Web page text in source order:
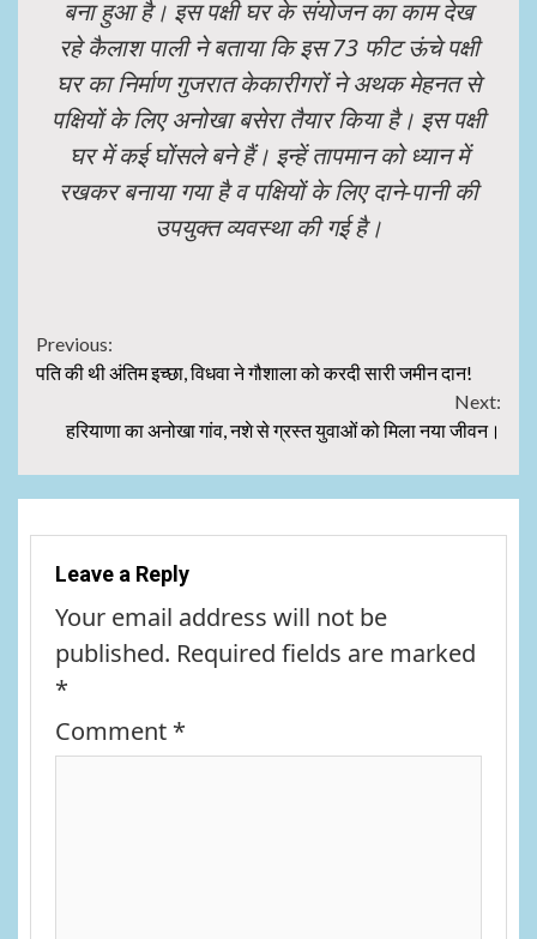
बना हुआ है। इस पक्षी घर के संयोजन का काम देख
रहे कैलाश पाली ने बताया कि इस 73 फीट ऊंचे पक्षी
घर का निर्माण गुजरात केकारीगरों ने अथक मेहनत से
पक्षियों के लिए अनोखा बसेरा तैयार किया है। इस पक्षी
घर में कई घोंसले बने हैं। इन्हें तापमान को ध्यान में
रखकर बनाया गया है व पक्षियों के लिए दाने-पानी की
उपयुक्त व्यवस्था की गई है।
Continue
Previous:
पति की थी अंतिम इच्छा, विधवा ने गौशाला को करदी सारी जमीन दान!
Next:
हरियाणा का अनोखा गांव, नशे से ग्रस्त युवाओं को मिला नया जीवन।
Leave a Reply
Your email address will not be
published. Required fields are marked
*
Comment *